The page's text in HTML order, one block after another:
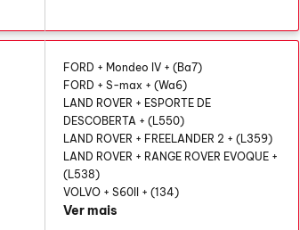
FORD + Mondeo IV + (Ba7)
FORD + S-max + (Wa6)
LAND ROVER + ESPORTE DE
DESCOBERTA + (L550)
LAND ROVER + FREELANDER 2 + (L359)
LAND ROVER + RANGE ROVER EVOQUE +
(L538)
VOLVO + S60II + (134)
Ver mais